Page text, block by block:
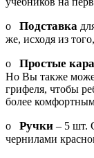
o Подставка
же, исходя из
o Простые
Но Вы также
грифеля, чтобы
более
o Ручки – 5 шт.
чернилами